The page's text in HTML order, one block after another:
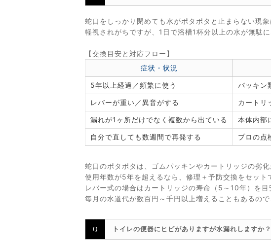
蛇口をしっかり閉めても水がポタポタと止まらない現
軽視されがちですが、1日で浴槽1杯分以上の水が無駄
【交換目安と対応フロー】
症状・状況
5年以上経過／頻繁に使う パッキン
レバーが重い／異音がする カートリ
漏れが1ヶ所だけでなく複数から出ている 本体内部
自分で直しても数週間で再発する プロの点
蛇口のポタポタは、ゴムパッキンやカートリッジの劣化
使用年数が5年を超えるなら、修理＋予防交換をセット
レバー式の場合はカートリッジの寿命（5～10年）を目
毎月の水道代が数百円～千円以上増えることもあるので
トイレの便器にヒビがありますが水漏れしますか？